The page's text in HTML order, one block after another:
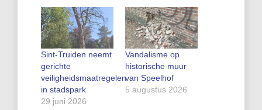
Sint‑Truiden neemt
gerichte
veiligheidsmaatregelen
in stadspark
29 juni 2026
Vandalisme op
historische muur
van Speelhof
5 augustus 2026